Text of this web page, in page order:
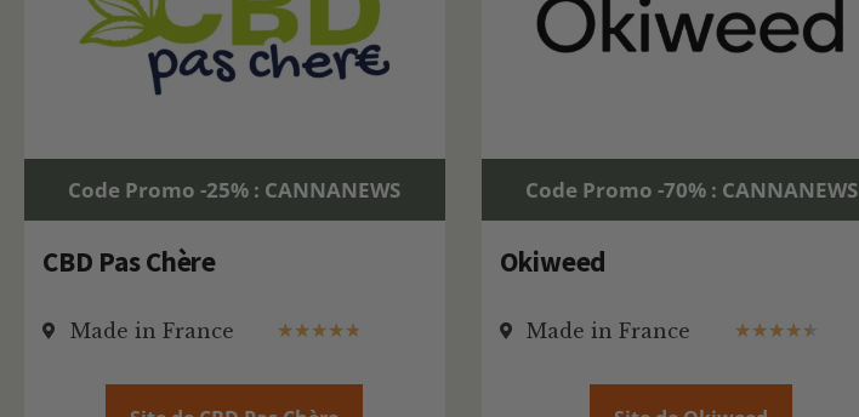
Code Promo -25% : CANNANEWS
CBD Pas Chère
Made in France ★★★★★
Code Promo -70% : CANNANEWS
Okiweed
Made in France ★★★★★